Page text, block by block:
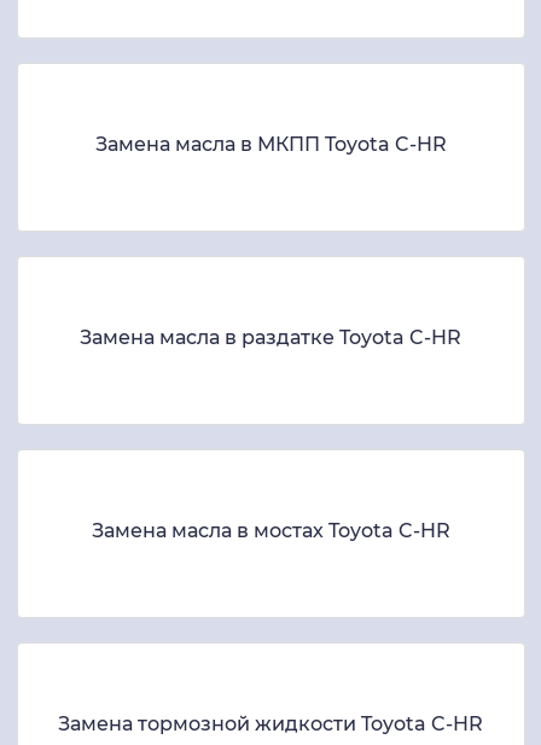
Замена масла в МКПП Toyota C-HR
Замена масла в раздатке Toyota C-HR
Замена масла в мостах Toyota C-HR
Замена тормозной жидкости Toyota C-HR